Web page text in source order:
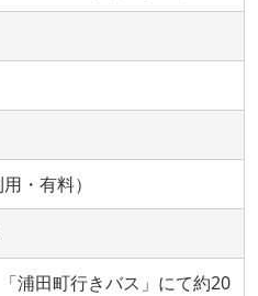
・有料）
浦田町行きバス」にて約20